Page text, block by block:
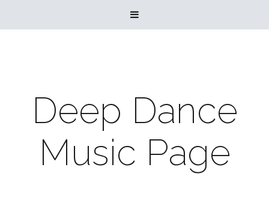

Deep Dance
Music Page